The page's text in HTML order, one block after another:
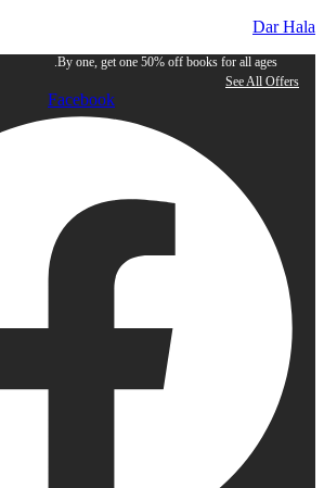
Dar Hala
By one, get one 50% off books for all ages.
See All Offers
Facebook